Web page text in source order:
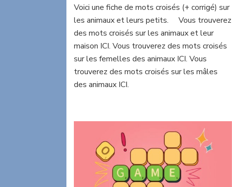
croisés:
les
animaux
leurs
petits
Voici une fiche de mots croisés (+ corrigé) sur
les animaux et leurs petits. Vous trouverez
des mots croisés sur les animaux et leur
maison ICI. Vous trouverez des mots croisés
sur les femelles des animaux ICI. Vous
trouverez des mots croisés sur les mâles
des animaux ICI.